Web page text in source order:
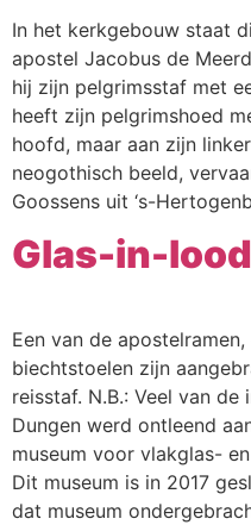
In het kerkgebouw staat
apostel Jacobus de
hij zijn pelgrimsstaf met
heeft zijn pelgrimshoed
hoofd, maar aan zijn
neogothisch beeld,
Goossens uit ‘s-
Glas-in-
Een van de
biechtstoelen zijn
reisstaf. N.B.: Veel van
Dungen werd ontleend
museum voor vlakglas-
Dit museum is in 2017
dat museum